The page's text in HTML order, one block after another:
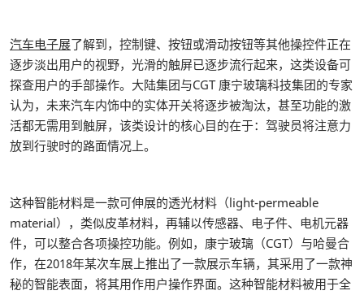
汽车电子展了解到，控制键、按钮或滑动按钮等其他操控件正在
逐步淡出用户的视野，光滑的触屏已逐步流行起来，这类设备可
探查用户的手部操作。大陆集团与CGT 康宁玻璃科技集团的专家
认为，未来汽车内饰中的实体开关将逐步被淘汰，甚至功能的激
活都无需用到触屏，该类设计的核心目的在于：驾驶员将注意力
放到行驶时的路面情况上。
这种智能材料是一款可伸展的透光材料（light-permeable
material），类似皮革材料，再辅以传感器、电子件、电机元器
件，可以整合各项操控功能。例如，康宁玻璃（CGT）与哈曼合
作，在2018年某次车展上推出了一款展示车辆，其采用了一款神
秘的智能表面，将其用作用户操作界面。这种智能材料被用于全